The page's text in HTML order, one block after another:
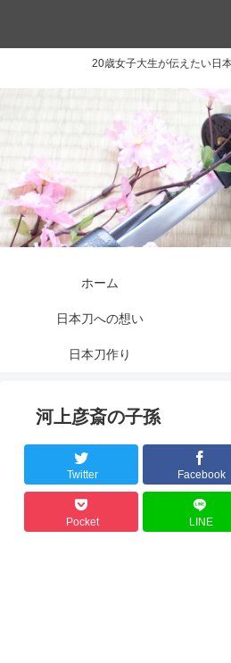
20歳女子大生が伝えたい日
ホーム
日本刀への想い
日本刀作り
河上彦斎の子孫
Twitter Facebook
Pocket LINE